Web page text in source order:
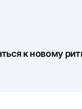
к новому